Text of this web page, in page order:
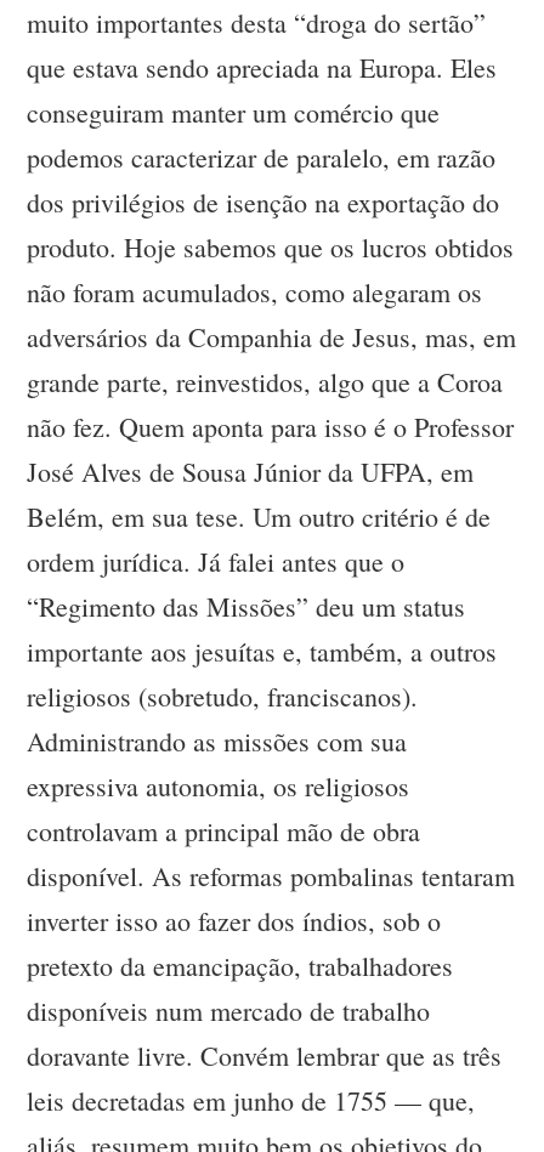
muito importantes desta “droga do sertão”
que estava sendo apreciada na Europa. Eles
conseguiram manter um comércio que
podemos caracterizar de paralelo, em razão
dos privilégios de isenção na exportação do
produto. Hoje sabemos que os lucros obtidos
não foram acumulados, como alegaram os
adversários da Companhia de Jesus, mas, em
grande parte, reinvestidos, algo que a Coroa
não fez. Quem aponta para isso é o Professor
José Alves de Sousa Júnior da UFPA, em
Belém, em sua tese. Um outro critério é de
ordem jurídica. Já falei antes que o
“Regimento das Missões” deu um status
importante aos jesuítas e, também, a outros
religiosos (sobretudo, franciscanos).
Administrando as missões com sua
expressiva autonomia, os religiosos
controlavam a principal mão de obra
disponível. As reformas pombalinas tentaram
inverter isso ao fazer dos índios, sob o
pretexto da emancipação, trabalhadores
disponíveis num mercado de trabalho
doravante livre. Convém lembrar que as três
leis decretadas em junho de 1755 — que,